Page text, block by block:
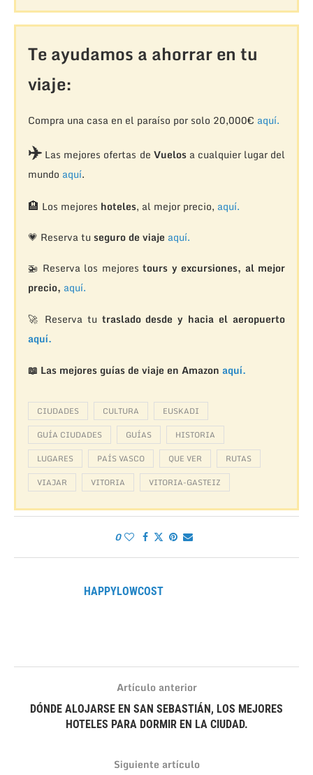
Te ayudamos a ahorrar en tu
viaje:
Compra una casa en el paraíso por solo 20,000€ aquí.
✈️Las mejores ofertas de Vuelosa cualquier lugar del
mundo aquí.
🏨 Los mejores hoteles, al mejor precio, aquí.
💗 Reserva tu seguro de viaje aquí.
🚁 Reserva los mejorestours y excursiones, al mejor
precio, aquí.
🚀 Reserva tu traslado desde y hacia el aeropuerto
aquí.
📖 Las mejores guías de viaje en Amazon aquí.
CIUDADES CULTURA
EUSKADI
GUÍA CIUDADES
GUÍAS
HISTORIA
LUGARES
PAÍS VASCO QUE VER
RUTAS
VIAJAR
VITORIA VITORIA-GASTEIZ
0
HAPPYLOWCOST
Artículo anterior
DÓNDE ALOJARSE EN SAN SEBASTIÁN, LOS MEJORES
HOTELES PARA DORMIR EN LA CIUDAD.
Siguiente artículo